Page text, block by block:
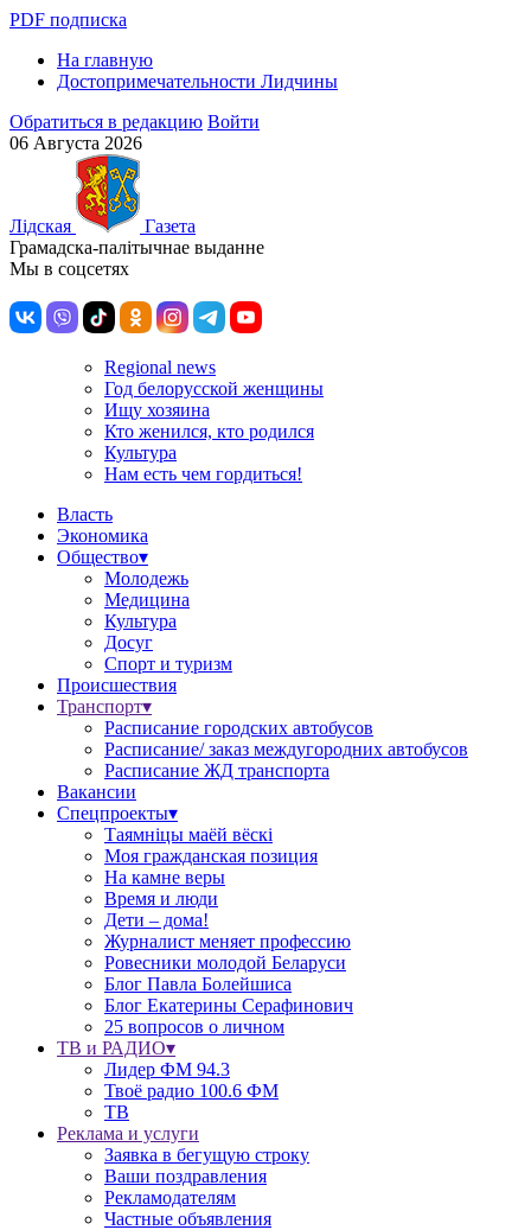
PDF подписка
На главную
Достопримечательности Лидчины
Обратиться в редакцию Войти
06 Августа 2026
Лiдская
Газета
Грамадска-палiтычнае выданне
Мы в соцсетях
Regional news
Год белорусской женщины
Ищу хозяина
Кто женился, кто родился
Культура
Нам есть чем гордиться!
Власть
Экономика
Общество▾
Молодежь
Медицина
Культура
Досуг
Спорт и туризм
Происшествия
Транспорт▾
Расписание городских автобусов
Расписание/ заказ междугородних автобусов
Расписание ЖД транспорта
Вакансии
Спецпроекты▾
Таямніцы маёй вёскі
Моя гражданская позиция
На камне веры
Время и люди
Дети – дома!
Журналист меняет профессию
Ровесники молодой Беларуси
Блог Павла Болейшиса
Блог Екатерины Серафинович
25 вопросов о личном
ТВ и РАДИО▾
Лидер ФМ 94.3
Твоё радио 100.6 ФМ
ТВ
Реклама и услуги
Заявка в бегущую строку
Ваши поздравления
Рекламодателям
Частные объявления